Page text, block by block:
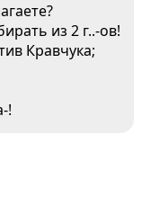
из 2 г..-ов!
Кравчука;
!